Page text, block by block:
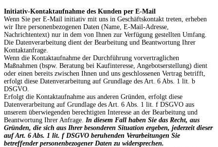
Initiativ-Kontaktaufnahme des Kunden per E-Mail
Wenn Sie per E-Mail initiativ mit uns in Geschäftskontakt treten, erheben
wir Ihre personenbezogenen Daten (Name, E-Mail-Adresse,
Nachrichtentext) nur in dem von Ihnen zur Verfügung gestellten Umfang.
Die Datenverarbeitung dient der Bearbeitung und Beantwortung Ihrer
Kontaktanfrage.
Wenn die Kontaktaufnahme der Durchführung vorvertraglichen
Maßnahmen (bspw. Beratung bei Kaufinteresse, Angebotserstellung) dient
oder einen bereits zwischen Ihnen und uns geschlossenen Vertrag betrifft,
erfolgt diese Datenverarbeitung auf Grundlage des Art. 6 Abs. 1 lit. b
DSGVO.
Erfolgt die Kontaktaufnahme aus anderen Gründen, erfolgt diese
Datenverarbeitung auf Grundlage des Art. 6 Abs. 1 lit. f DSGVO aus
unserem überwiegenden berechtigten Interesse an der Bearbeitung und
Beantwortung Ihrer Anfrage. In diesem Fall haben Sie das Recht, aus
Gründen, die sich aus Ihrer besonderen Situation ergeben, jederzeit dieser
auf Art. 6 Abs. 1 lit. f DSGVO beruhenden Verarbeitungen Sie
betreffender personenbezogener Daten zu widersprechen.